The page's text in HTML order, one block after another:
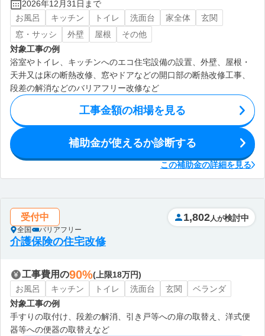
2026年12月31日まで
お風呂
キッチン トイレ 洗面台 家全体
玄関
窓・サッシ
外壁 屋根
その他
対象工事の例
浴室やトイレ、キッチンへのエコ住宅設備の設置、外壁、屋根・
天井又は床の断熱改修、窓やドアなどの開口部の断熱改修工事、
段差の解消などのバリアフリー改修など
工事金額の相場を見る
補助金が使えるか診断する
この補助金の詳細を見る
受付中
全国 バリアフリー
1,802 人が検討中
介護保険の住宅改修
工事費用の90%(上限18万円)
お風呂
キッチン トイレ 洗面台 玄関
ベランダ
対象工事の例
手すりの取付け、段差の解消、引き戸等への扉の取替え、洋式便
器等への便器の取替えなど